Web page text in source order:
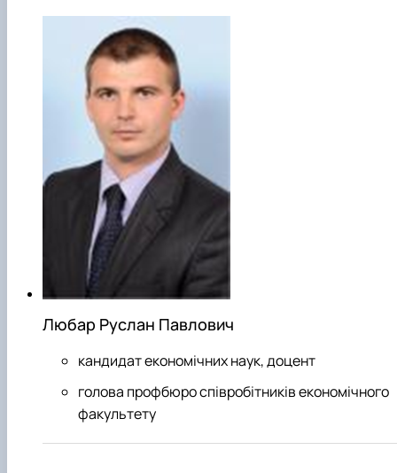
Любар Руслан Павлович
кандидат економічних наук, доцент
голова профбюро співробітників економічного
факультету